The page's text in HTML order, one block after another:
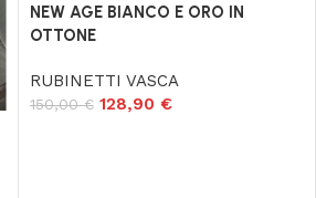
NEW AGE BIANCO E ORO IN
OTTONE
RUBINETTI VASCA
150,00€ 128,90 €